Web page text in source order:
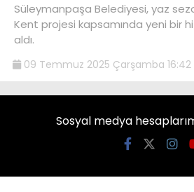
Süleymanpaşa Belediyesi, yaz
Kent projesi kapsamında yeni bir
aldı.
09 Temmuz 2025 Çarşamba 16:42
Sosyal medya